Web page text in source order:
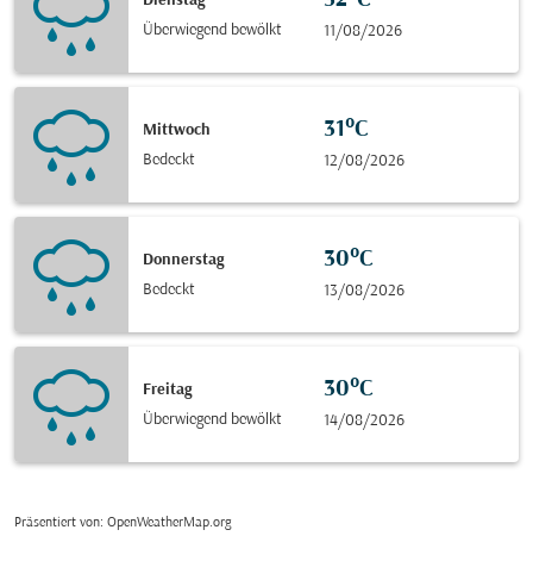
Überwiegend bewölkt
11/08/2026
Mittwoch
Bedeckt
31°C
12/08/2026
Donnerstag
Bedeckt
30°C
13/08/2026
Freitag
Überwiegend bewölkt
30°C
14/08/2026
Präsentiert von: OpenWeatherMap.org